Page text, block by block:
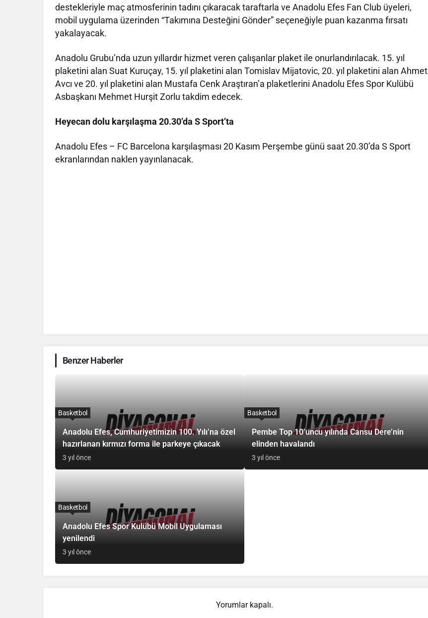
destekleriyle maç atmosferinin tadını çıkaracak taraftarla ve Anadolu Efes Fan Club üyeleri,
mobil uygulama üzerinden “Takımına Desteğini Gönder” seçeneğiyle puan kazanma fırsatı
yakalayacak.
Anadolu Grubu’nda uzun yıllardır hizmet veren çalışanlar plaket ile onurlandırılacak. 15.⁠ ⁠yıl
plaketini alan Suat Kuruçay, 15. yıl plaketini alan Tomislav Mijatovic, 20. yıl plaketini alan Ahmet
Avcı ve 20. yıl plaketini alan Mustafa Cenk Araştıran’a plaketlerini Anadolu Efes Spor Kulübü
Asbaşkanı Mehmet Hurşit Zorlu takdim edecek.
Heyecan dolu karşılaşma 20.30’da S Sport’ta
Anadolu Efes – FC Barcelona karşılaşması 20 Kasım Perşembe günü saat 20.30’da S Sport
ekranlarından naklen yayınlanacak.
Benzer Haberler
Anadolu Efes, Cumhuriyetimizin 100. Yılı’na özel
hazırlanan kırmızı forma ile parkeye çıkacak
Basketbol
3 yıl önce
Pembe Top 10’uncu yılında Cansu Dere’nin
elinden havalandı
Basketbol
3 yıl önce
Anadolu Efes Spor Kulübü Mobil Uygulaması
yenilendi
Basketbol
3 yıl önce
Yorumlar kapalı.